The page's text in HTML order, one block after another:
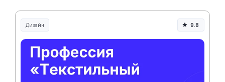
Дизайн 9.8